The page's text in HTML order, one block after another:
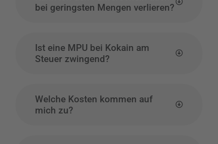
bei geringsten Mengen verlieren?
Ist eine MPU bei Kokain am
Steuer zwingend?
Welche Kosten kommen auf
mich zu?